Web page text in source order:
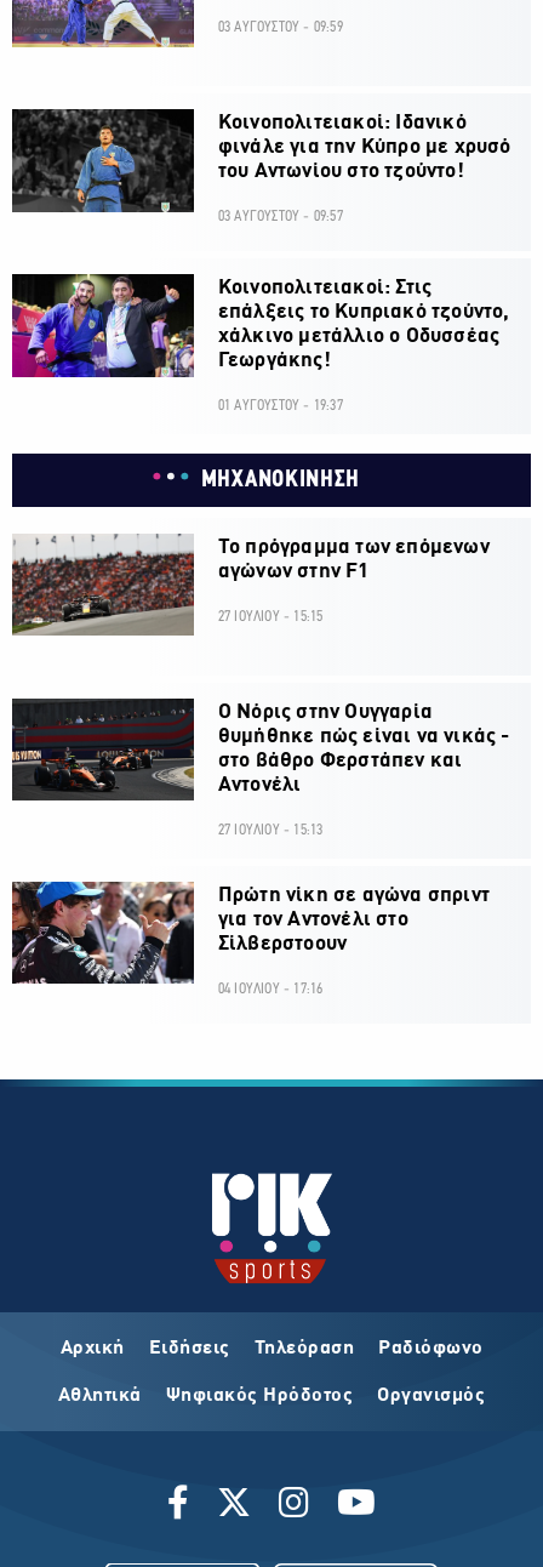
03 ΑΥΓΟΥΣΤΟΥ - 09:59
Κοινοπολιτειακοί: Ιδανικό
φινάλε για την Κύπρο με χρυσό
του Αντωνίου στο τζούντο!
03 ΑΥΓΟΥΣΤΟΥ - 09:57
Κοινοπολιτειακοί: Στις
επάλξεις το Κυπριακό τζούντο,
χάλκινο μετάλλιο ο Οδυσσέας
Γεωργάκης!
01 ΑΥΓΟΥΣΤΟΥ - 19:37
ΜΗΧΑΝΟΚΙΝΗΣΗ
Το πρόγραμμα των επόμενων
αγώνων στην F1
27 ΙΟΥΛΙΟΥ - 15:15
O Νόρις στην Ουγγαρία
θυμήθηκε πώς είναι να νικάς -
στο βάθρο Φερστάπεν και
Αντονέλι
27 ΙΟΥΛΙΟΥ - 15:13
Πρώτη νίκη σε αγώνα σπριντ
για τον Αντονέλι στο
Σίλβερστοουν
04 ΙΟΥΛΙΟΥ - 17:16
Αρχική Ειδήσεις Τηλεόραση Ραδιόφωνο
Αθλητικά Ψηφιακός Ηρόδοτος Οργανισμός